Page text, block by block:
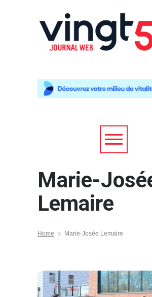
Marie-
Lemaire
Home Marie-Josée Lemaire